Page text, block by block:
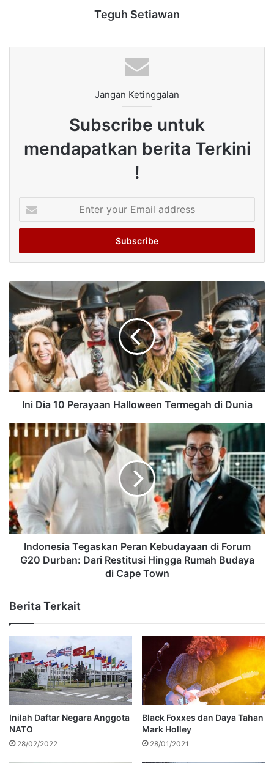
Teguh Setiawan
Jangan Ketinggalan
Subscribe untuk
mendapatkan berita Terkini
!
your
Email
Ini Dia 10 Perayaan Halloween Termegah di Dunia
Indonesia Tegaskan Peran Kebudayaan di Forum
G20 Durban: Dari Restitusi Hingga Rumah Budaya
di Cape Town
Berita Terkait
Inilah Daftar Negara Anggota
NATO
28/02/2022
Black Foxxes dan Daya Tahan
Mark Holley
28/01/2021